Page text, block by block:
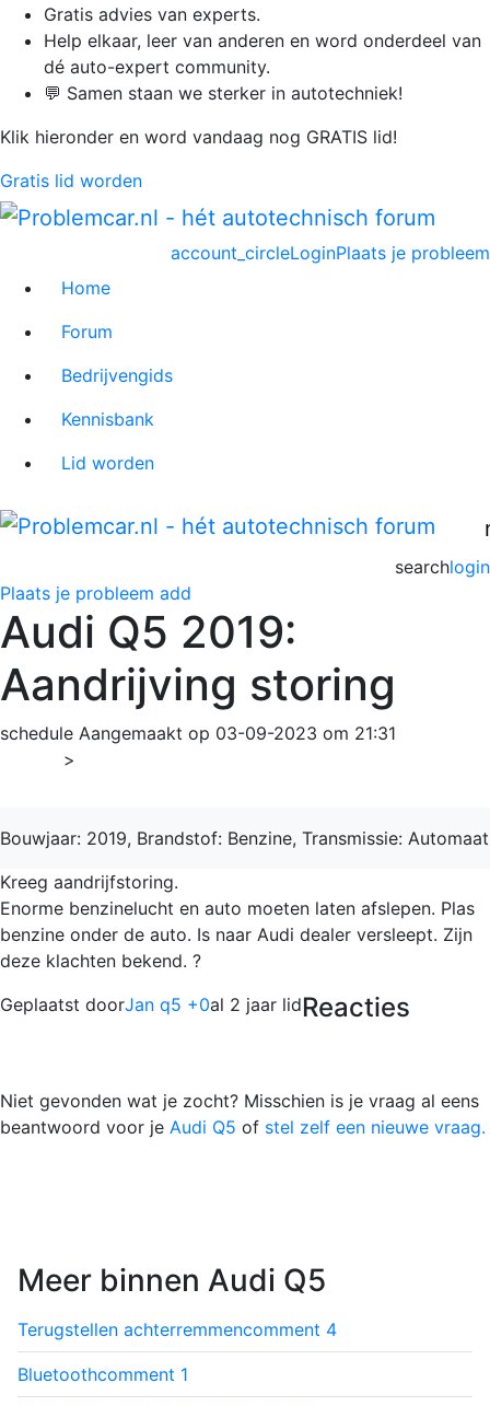
Gratis advies van experts.
Help elkaar, leer van anderen en word onderdeel van
dé auto-expert community.
💬 Samen staan we sterker in autotechniek!
Klik hieronder en word vandaag nog GRATIS lid!
Gratis lid worden
Plaats je probleem
account_circleLogin
Home
Forum
Bedrijvengids
Kennisbank
Lid worden
login
search
Plaats je probleem add
Audi Q5 2019:
Aandrijving storing
schedule Aangemaakt op 03-09-2023 om 21:31
>
Bouwjaar: 2019, Brandstof: Benzine, Transmissie: Automaat
Kreeg aandrijfstoring.
Enorme benzinelucht en auto moeten laten afslepen. Plas
benzine onder de auto. Is naar Audi dealer versleept. Zijn
deze klachten bekend. ?
Geplaatst doorJan q5 +0al 2 jaar lidReacties
Niet gevonden wat je zocht? Misschien is je vraag al eens
beantwoord voor je Audi Q5 of stel zelf een nieuwe vraag.
Meer binnen Audi Q5
Terugstellen achterremmencomment 4
Bluetoothcomment 1